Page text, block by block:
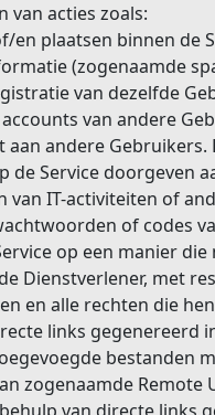
van acties zoals:
en plaatsen binnen de
(zogenaamde
van dezelfde
van andere
aan andere
de Service doorgeven
van IT-activiteiten of
of codes
op een manier
Dienstverlener, met
en alle rechten die
links gegenereerd
bestanden
zogenaamde Remote